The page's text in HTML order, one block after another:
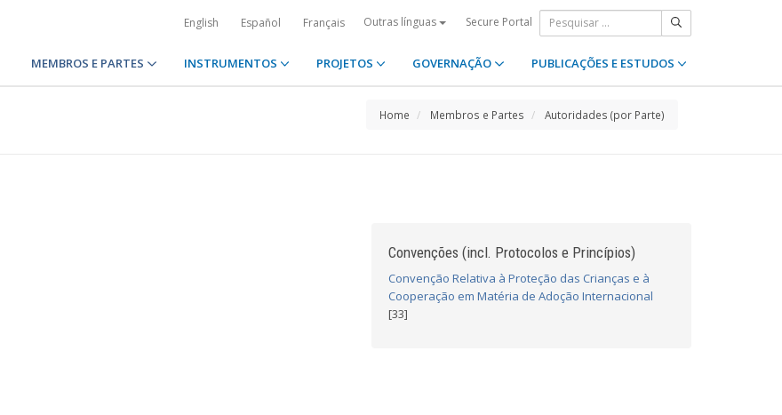
English Español Français Outras línguas Secure Portal
MEMBROS E PARTES INSTRUMENTOS PROJETOS GOVERNAÇÃO PUBLICAÇÕES E ESTUDOS
Home Membros e Partes Autoridades (por Parte)
Convenções (incl. Protocolos e Princípios)
Convenção Relativa à Proteção das Crianças e à
Cooperação em Matéria de Adoção Internacional
[33]